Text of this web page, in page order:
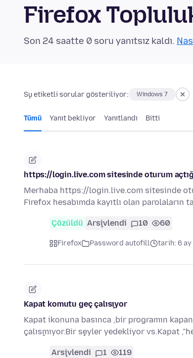
Firefox
Son 24 saatte 0 soru yanıtsız kaldı.
Şu etiketli sorular gösteriliyor: Windows 7
Tümü Yanıt bekliyor Yanıtlandı Bitti
https://login.live.com sitesinde oturum
Merhaba https://login.live.com sitesinde
Firefox hesabımda kayıtlı olan parolaların
Çözüldü Arşivlendi 10 60
Firefox Password autofill tarih: 6 ay
Kapat komutu geç çalışıyor
Kapat ikonuna basınca ,bir programın
çalışmıyor.Bir şeyler yedekliyor vs.Kapat
Arşivlendi 1 119